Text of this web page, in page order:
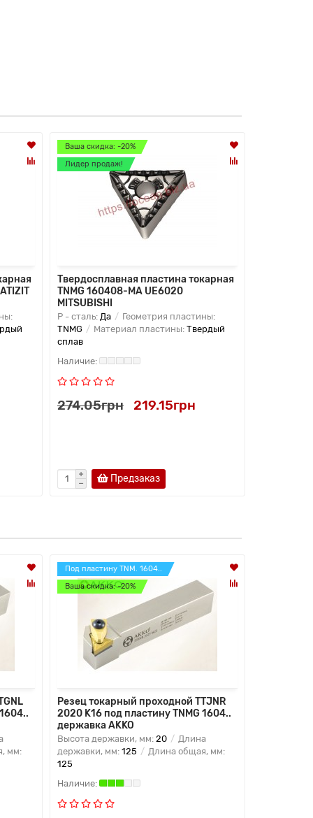
Ваша скидка: -20%
Лидер продаж!
Твердосплавная пластина токарная
TNMG 160408-MA UE6020
MITSUBISHI
P - сталь: Да
Геометрия пластины:
TNMG
Материал пластины: Твердый
сплав
274.05грн 219.15грн
Предзаказ
мм:
Под пластину TNM. 1604..
Ваша скидка: -20%
Резец токарный проходной TTJNR
2020 K16 под пластину TNMG 1604..
державка AKKO
Высота державки, мм: 20
Длина
державки, мм: 125
Длина общая, мм:
125